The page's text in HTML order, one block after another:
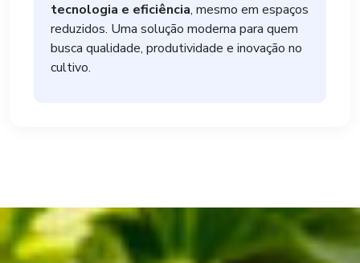
tecnologia e eficiência, mesmo em espaços
reduzidos. Uma solução moderna para quem
busca qualidade, produtividade e inovação no
cultivo.